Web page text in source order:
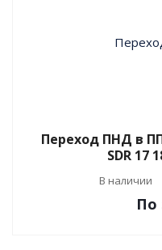
Переход ПНД в
SDR 17
В наличии
По